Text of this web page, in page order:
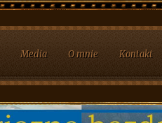
Media O mnie Kontakt